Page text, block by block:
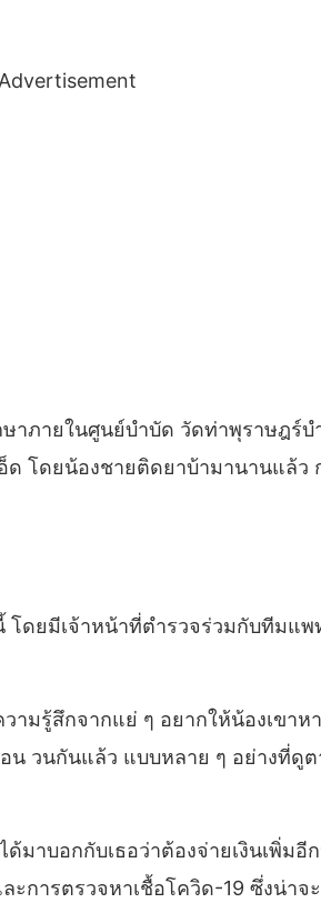
Advertisement
ภายในศูนย์บำบัด วัดท่าพุราษฎร์
โดยน้องชายติดยาบ้ามานานแล้
ดยมีเจ้าหน้าที่ตำรวจร่วมกับทีมแ
รู้สึกจากแย่ ๆ อยากให้น้องเขาห
วนกันแล้ว แบบหลาย ๆ อย่างที่ดู
าบอกกับเธอว่าต้องจ่ายเงินเพิ่ม
ะการตรวจหาเชื้อโควิด-19 ซึ่งน่า